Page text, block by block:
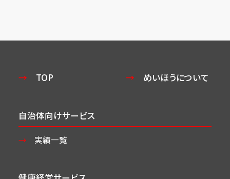
TOP めいほうについて
自治体向けサービス
実績一覧